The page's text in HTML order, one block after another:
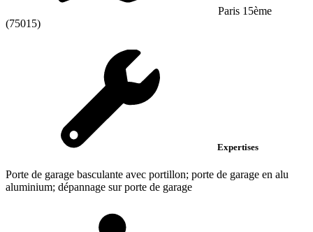
Paris 15ème
(75015)
Expertises
Porte de garage basculante avec portillon; porte de garage en alu
aluminium; dépannage sur porte de garage